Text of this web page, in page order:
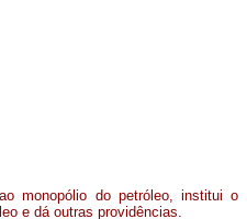
monopólio do petróleo, institui o
e dá outras providências.